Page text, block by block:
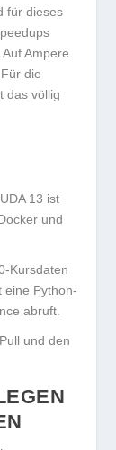
für dieses
Ampere
die
das völlig
13 ist
und
Kursdaten
eine Python-
abruft.
und den